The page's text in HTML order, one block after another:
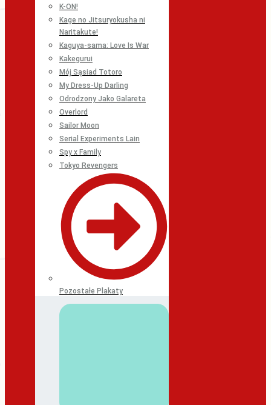
K-ON!
Kage no Jitsuryokusha ni
Naritakute!
Kaguya-sama: Love Is War
Kakegurui
Mój Sąsiad Totoro
My Dress-Up Darling
Odrodzony Jako Galareta
Overlord
Sailor Moon
Serial Experiments Lain
Spy x Family
Tokyo Revengers
Pozostałe Plakaty